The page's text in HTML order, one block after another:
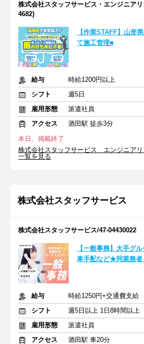
株式会社スタッフサービス・エンジニア
4682)
【作業STAFF】山形
て施工管理■
給与
時給1200円以上
シフト
週5日
雇用形態
派遣社員
アクセス
酒田駅 徒歩3分
本日、掲載終了
株式会社スタッフサービス エンジニアリ
一覧を見る
株式会社スタッフサービス
株式会社スタッフサービス/47-04430022
【一般事務】大手グ
車手配など★同業務
給与
時給1250円+交通費支給
シフト
週5日以上 1日8時間以上
雇用形態
派遣社員
アクセス
酒田駅 車20分